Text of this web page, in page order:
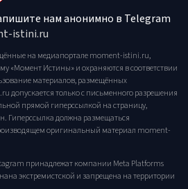
нам анонимно в Telegram
istini.ru
на медиапортале moment-istini.ru,
«Момент Истины» и охраняются в соответствии
материалов, размещённых
допускается только с письменного разрешения
прямой гиперссылкой на страницу,
Гиперссылка должна размещаться
оригинальный материал moment-
принадлежат компании Meta Platforms
экстремистской и запрещена на территории